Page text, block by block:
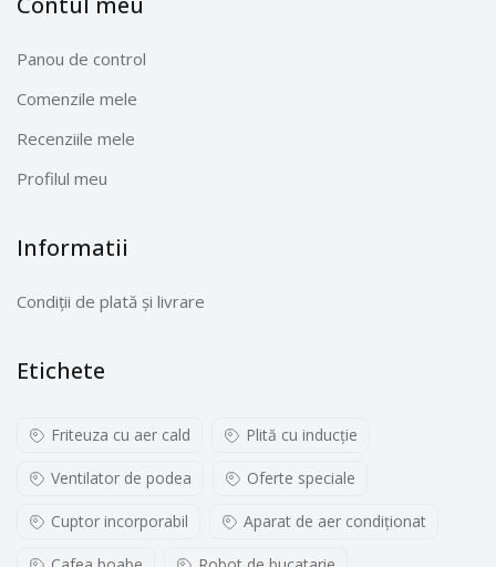
Panou de control
Comenzile mele
Recenziile mele
Profilul meu
Informatii
Condiții de plată și livrare
Etichete
Friteuza cu aer cald Plită cu inducţie
Ventilator de podea Oferte speciale
Cuptor incorporabil Aparat de aer condiționat